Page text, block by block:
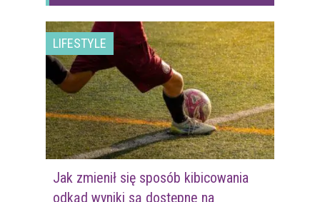
LIFESTYLE
Jak zmienił się sposób kibicowania
odkąd wyniki są dostępne na